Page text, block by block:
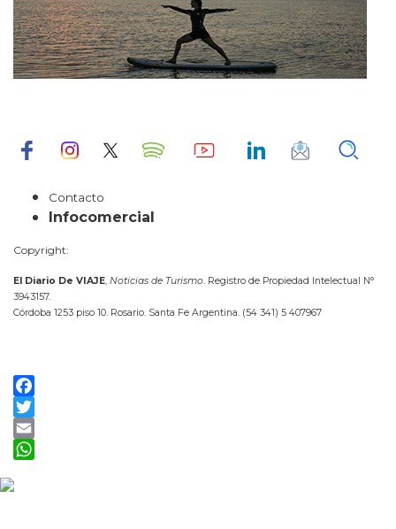
Contacto
Infocomercial
Copyright:
El Diario De VIAJE, Noticias de Turismo. Registro de Propiedad Intelectual N°
3943157.
Córdoba 1253 piso 10. Rosario. Santa Fe Argentina. (54 341) 5 407967
Facebook
Twitter
Email